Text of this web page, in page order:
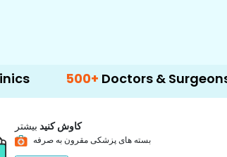
500+ Doctors & Surgeons 14+
کاوش کنید بیشتر
بسته های پزشکی مقرون به صرفه